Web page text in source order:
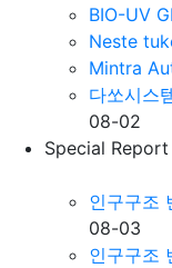
BIO-UV
Neste
Mintra
다쏘시스
08-02
Special Report
인구구조
08-03
인구구조